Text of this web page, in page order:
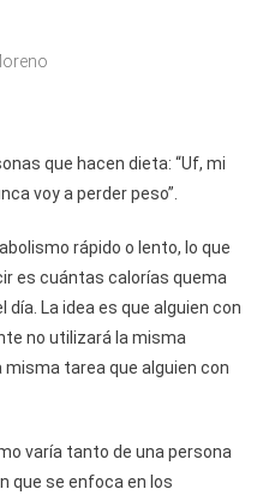
que hacen dieta: “Uf, mi
voy a perder peso”.
rápido o lento, lo que
es cuántas calorías quema
La idea es que alguien con
no utilizará la misma
tarea que alguien con
varía tanto de una persona
que se enfoca en los